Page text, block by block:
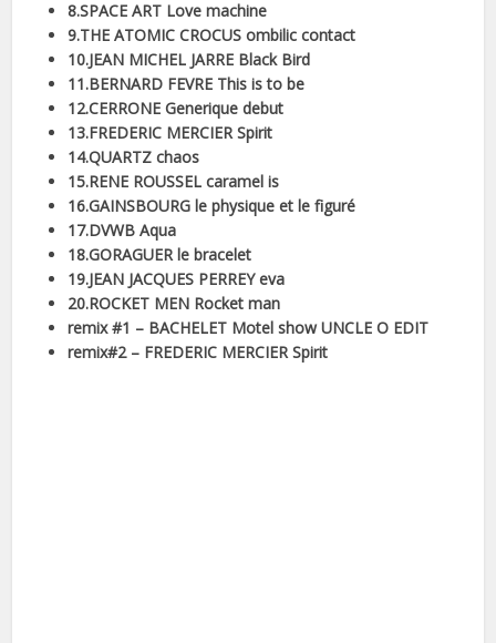
8.SPACE ART Love machine
9.THE ATOMIC CROCUS ombilic contact
10.JEAN MICHEL JARRE Black Bird
11.BERNARD FEVRE This is to be
12.CERRONE Generique debut
13.FREDERIC MERCIER Spirit
14.QUARTZ chaos
15.RENE ROUSSEL caramel is
16.GAINSBOURG le physique et le figuré
17.DVWB Aqua
18.GORAGUER le bracelet
19.JEAN JACQUES PERREY eva
20.ROCKET MEN Rocket man
remix #1 – BACHELET Motel show UNCLE O EDIT
remix#2 – FREDERIC MERCIER Spirit